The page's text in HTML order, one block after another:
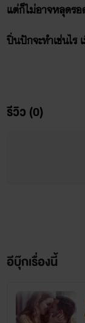
แต่ก็ไม่อาจหลุดรอ
ปิ่นปักจะทำเช่นไร
การจะมีเธออยู่เ
เลิกรา
เป็นเล่มเคยออก
รีวิว (0)
อีบุ๊กเรื่องนี้